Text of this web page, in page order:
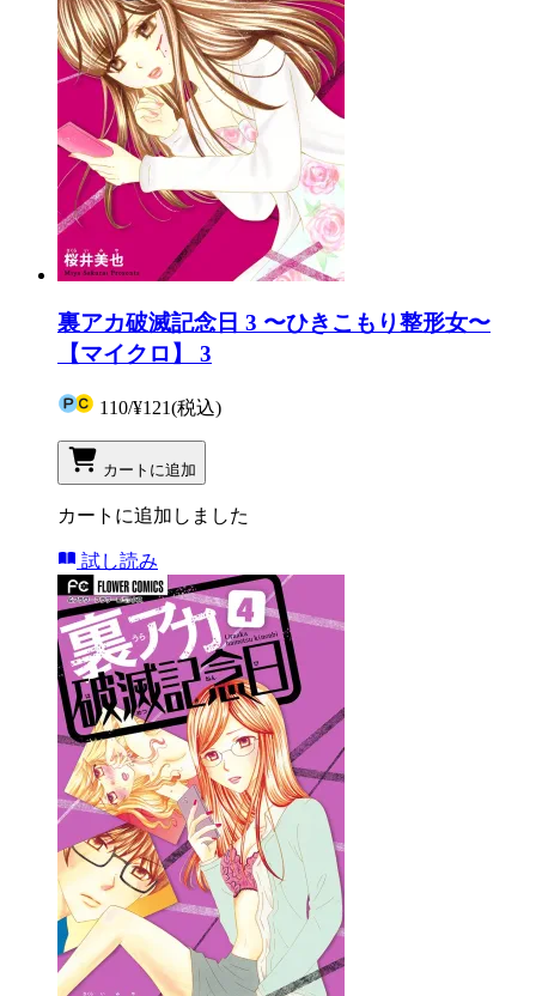
裏アカ破滅記念日 3 〜ひきこもり整形女〜
【マイクロ】 3
110/¥121(税込)
カートに追加
カートに追加しました
試し読み